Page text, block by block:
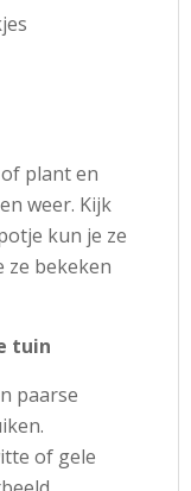
plant en
weer. Kijk
kun je ze
ze bekeken
tuin
paarse
of gele